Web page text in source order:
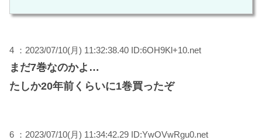
4 ：2023/07/10(月) 11:32:38.40 ID:6OH9Kl+10.net
まだ7巻なのかよ…
たしか20年前くらいに1巻買ったぞ
6 ：2023/07/10(月) 11:34:42.29 ID:YwOVwRgu0.net